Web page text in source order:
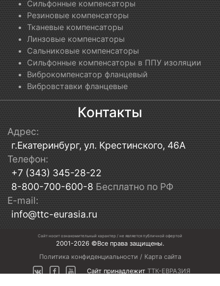
Сильфонные компенсаторы
Резиновые компенсаторы
Тканевые компенсаторы
Линзовые компенсаторы
Сальниковые компенсаторы
Сильфонные компенсаторы в ППУ изоляции
Виброкомпенсатор фланцевый
Вибровставки фланцевые
Контакты
Адрес:
г.Екатеринбург, ул. Крестинского, 46А
Телефон:
+7 (343) 345-28-22
8-800-700-600-8 Бесплатно по РФ
E-mail:
info@ttc-eurasia.ru
Сайт носит ознакомительный характер / не является публичной офертой
2001-2026 ©Все права защищены.
Политика конфиденциальности / Карта сайта
Сайт принадлежит ТТК-ЕВРАЗИЯ